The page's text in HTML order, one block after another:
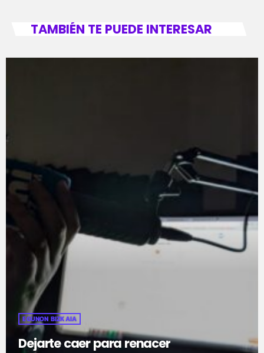
TAMBIÉN TE PUEDE INTERESAR
EGUNON BIZKAIA
Dejarte caer para renacer